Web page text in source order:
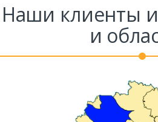
Наши клиенты
и